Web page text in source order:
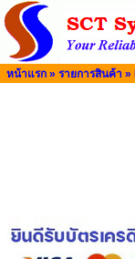
หน้าแรก » รายการสินค้า »